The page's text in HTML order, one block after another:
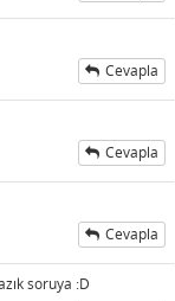
Cevapla
Cevapla
Cevapla
soruya :D